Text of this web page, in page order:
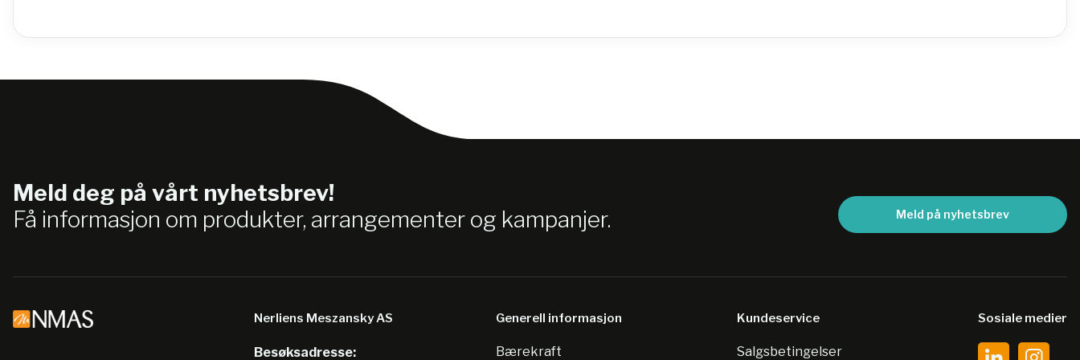
Meld deg på vårt nyhetsbrev!
Få informasjon om produkter, arrangementer og kampanjer.
Meld på nyhetsbrev
Nerliens Meszansky AS
Besøksadresse:
Generell informasjon
Bærekraft
Kundeservice
Salgsbetingelser
Sosiale medier